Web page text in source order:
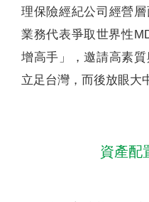
理保險經紀公司經營
業務代表爭取世界性
增高手」，邀請高素
立足台灣，而後放眼大
資產配